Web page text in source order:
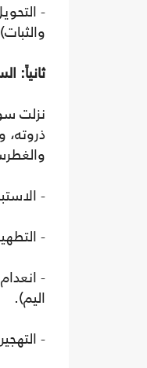
-
ثانياً:
نزلت
ذروته،
-
-
-
اليم).
-